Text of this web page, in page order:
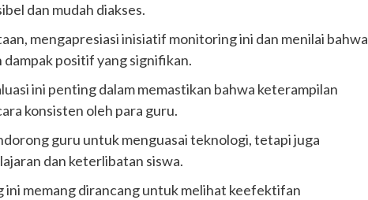
dan mudah diakses.
mengapresiasi inisiatif monitoring ini dan menilai bahwa
positif yang signifikan.
ini penting dalam memastikan bahwa keterampilan
konsisten oleh para guru.
guru untuk menguasai teknologi, tetapi juga
dan keterlibatan siswa.
ini memang dirancang untuk melihat keefektifan